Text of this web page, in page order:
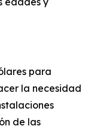
para
la necesidad
de las